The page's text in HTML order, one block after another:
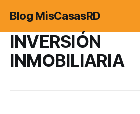
Blog MisCasasRD
INVERSIÓN
INMOBILIARIA